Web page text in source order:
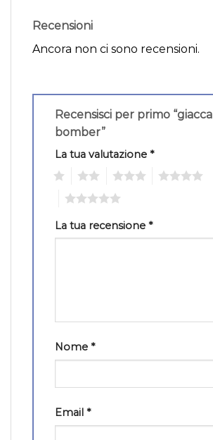
Recensioni
Ancora non ci sono recensioni.
Recensisci per primo “giacca
bomber”
La tua valutazione *
La tua recensione *
Nome *
Email *